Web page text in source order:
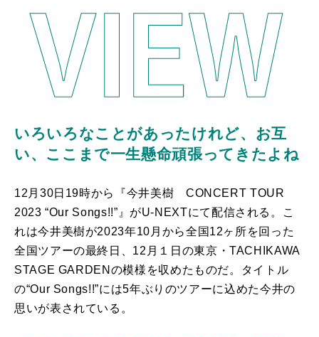
いろいろなことがあったけれど、お互
い、ここまで一生懸命頑張ってきたよね
12月 30日 19時から『今井美樹 CONCERT TOUR
2023 “Our Songs!!”』 がU-NEXTにて配信される。こ
れは今井美樹が2023年10 月から全国12ヶ所を回った
全国ツアーの最終日、 12 月１日の東京・TACHIKAWA
STAGE GARDEN の模様を収めたものだ。タイトル
の“Our Songs!!”には5年ぶりのツアーに込めた今井の
思いが表されている。